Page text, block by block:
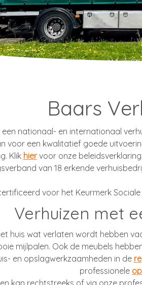
Baars
nationaal- en internationaal
voor een kwalitatief goede
Klik hiervoor onze
van 18 erkende
voor het Keurmerk
Verhuizen met
huis wat verlaten wordt hebben
mijlpalen. Ook de meubels
en opslagwerkzaamheden in de
professionele
kan rechtstreeks of via onze